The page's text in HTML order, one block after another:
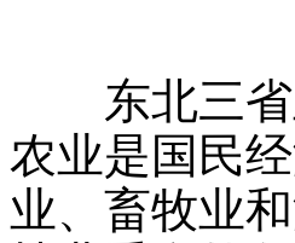
东北三省
农业是国民
业、畜牧业